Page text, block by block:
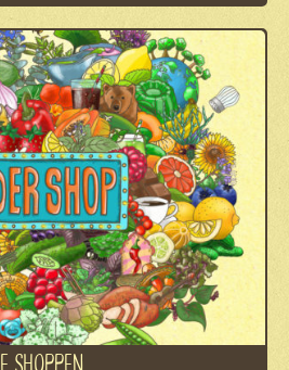
SHOPPEN